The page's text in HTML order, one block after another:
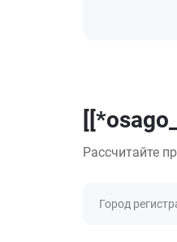
Рассчитайте
Город